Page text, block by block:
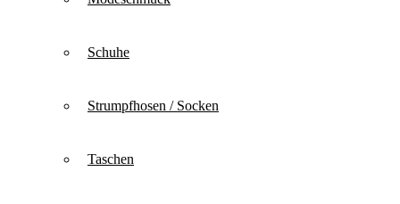
Schuhe
Strumpfhosen / Socken
Taschen